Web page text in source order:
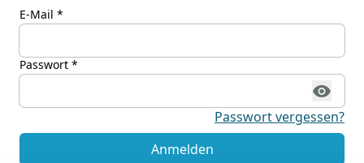
E-Mail *
Passwort *
Passwort vergessen?
Anmelden